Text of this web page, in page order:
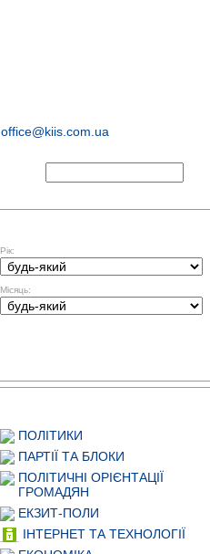
office@kiis.com.ua
Рік:
Місяць:
ПОЛІТИКИ
ПАРТІЇ ТА БЛОКИ
ПОЛІТИЧНІ ОРІЄНТАЦІЇ
ГРОМАДЯН
ЕКЗИТ-ПОЛИ
ІНТЕРНЕТ ТА ТЕХНОЛОГІЇ